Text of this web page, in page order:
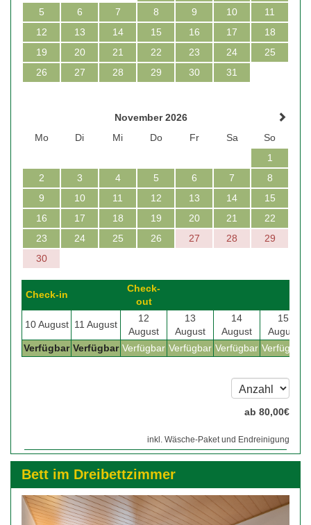
5
6 7 8 9 10
11
12
13 14 15 16 17
18
19
20 21 22 23 24
25
26
27 28 29 30 31
November 2026
Mo
Di Mi Do Fr Sa
So
1
2
3 4 5 6 7
8
9
10 11 12 13 14
15
16
17 18 19 20 21
22
23
24 25 26 27 28
29
30
Check-in
Check-
out
10 August 11 August
12
August
13
August
14
August
15
August
Verfügbar Verfügbar Verfügbar Verfügbar Verfügbar Verfügbar
ab 80,00€
inkl. Wäsche-Paket und Endreinigung
Bett im Dreibettzimmer
Previous
Next